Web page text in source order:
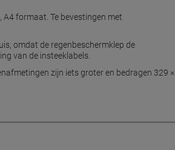
formaat. Te bevestingen met
omdat de regenbeschermklep de
van de insteeklabels.
zijn iets groter en bedragen 329 ×